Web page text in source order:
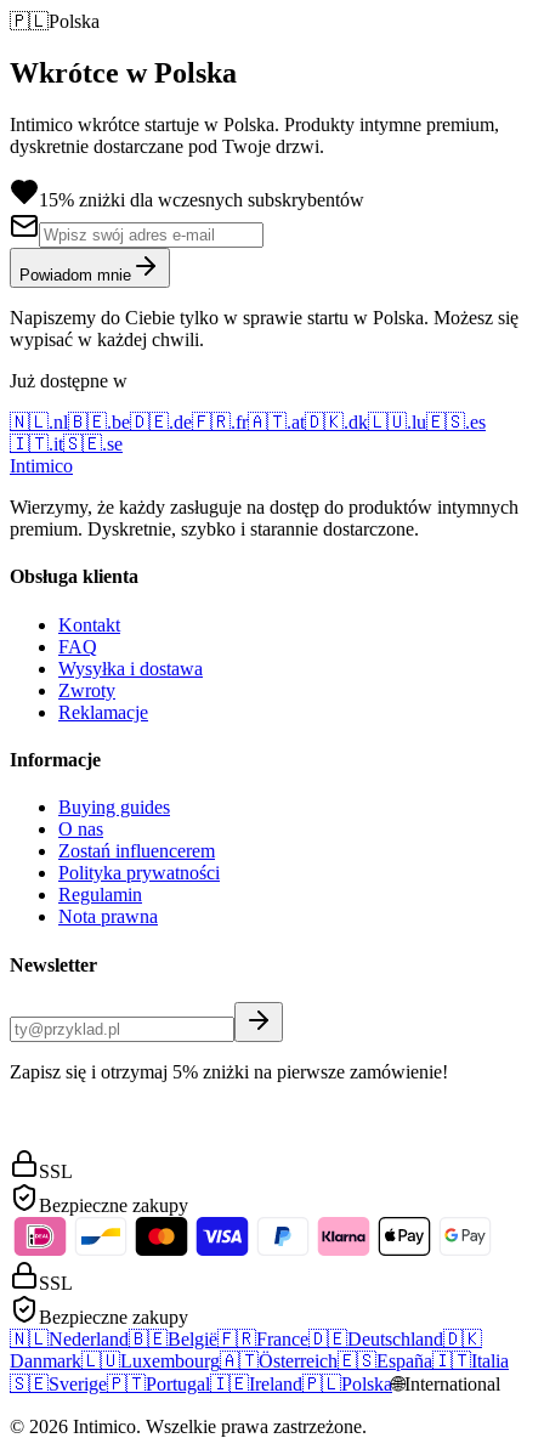
🇵🇱Polska
Wkrótce w Polska
Intimico wkrótce startuje w Polska. Produkty intymne premium,
dyskretnie dostarczane pod Twoje drzwi.
15% zniżki dla wczesnych subskrybentów
Powiadom mnie
Napiszemy do Ciebie tylko w sprawie startu w Polska. Możesz się
wypisać w każdej chwili.
Już dostępne w
🇳🇱.nl🇧🇪.be🇩🇪.de🇫🇷.fr🇦🇹.at🇩🇰.dk🇱🇺.lu🇪🇸.es
🇮🇹.it🇸🇪.se
Intimico
Wierzymy, że każdy zasługuje na dostęp do produktów intymnych
premium. Dyskretnie, szybko i starannie dostarczone.
Obsługa klienta
Kontakt
FAQ
Wysyłka i dostawa
Zwroty
Reklamacje
Informacje
Buying guides
O nas
Zostań influencerem
Polityka prywatności
Regulamin
Nota prawna
Newsletter
Zapisz się i otrzymaj 5% zniżki na pierwsze zamówienie!
SSL
Bezpieczne zakupy
SSL
Bezpieczne zakupy
🇳🇱Nederland🇧🇪België🇫🇷France🇩🇪Deutschland🇩🇰
Danmark🇱🇺Luxembourg🇦🇹Österreich🇪🇸España🇮🇹Italia
🇸🇪Sverige🇵🇹Portugal🇮🇪Ireland🇵🇱Polska🌐International
© 2026 Intimico. Wszelkie prawa zastrzeżone.